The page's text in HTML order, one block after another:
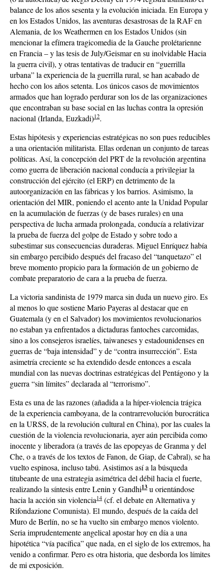
balance de los años sesenta y la evolución iniciada. En Europa y
en los Estados Unidos, las aventuras desastrosas de la RAF en
Alemania, de los Weathermen en los Estados Unidos (sin
mencionar la efímera tragicomedia de la Gauche prolétarienne
en Francia – y las tesis de July/Geismar en su inolvidable Hacia
la guerra civil), y otras tentativas de traducir en “guerrilla
urbana” la experiencia de la guerrilla rural, se han acabado de
hecho con los años setenta. Los únicos casos de movimientos
armados que han logrado perdurar son los de las organizaciones
que encontraban su base social en las luchas contra la opresión
nacional (Irlanda, Euzkadi)12.
Estas hipótesis y experiencias estratégicas no son pues reducibles
a una orientación militarista. Ellas ordenan un conjunto de tareas
políticas. Así, la concepción del PRT de la revolución argentina
como guerra de liberación nacional conducía a privilegiar la
construcción del ejército (el ERP) en detrimento de la
autoorganización en las fábricas y los barrios. Asimismo, la
orientación del MIR, poniendo el acento ante la Unidad Popular
en la acumulación de fuerzas (y de bases rurales) en una
perspectiva de lucha armada prolongada, conducía a relativizar
la prueba de fuerza del golpe de Estado y sobre todo a
subestimar sus consecuencias duraderas. Miguel Enríquez había
sin embargo percibido después del fracaso del “tanquetazo” el
breve momento propicio para la formación de un gobierno de
combate preparatorio de cara a la prueba de fuerza.
La victoria sandinista de 1979 marca sin duda un nuevo giro. Es
al menos lo que sostiene Mario Payeras al destacar que en
Guatemala (y en el Salvador) los movimientos revolucionarios
no estaban ya enfrentados a dictaduras fantoches carcomidas,
sino a los consejeros israelíes, taiwaneses y estadounidenses en
guerras de “baja intensidad” y de “contra insurrección”. Esta
asimetría creciente se ha extendido desde entonces a escala
mundial con las nuevas doctrinas estratégicas del Pentágono y la
guerra “sin límites” declarada al “terrorismo”.
Esta es una de las razones (añadida a la híper-violencia trágica
de la experiencia camboyana, de la contrarrevolución burocrática
en la URSS, de la revolución cultural en China), por las cuales la
cuestión de la violencia revolucionaria, ayer aún percibida como
inocente y liberadora (a través de las epopeyas de Granma y del
Che, o a través de los textos de Fanon, de Giap, de Cabral), se ha
vuelto espinosa, incluso tabú. Asistimos así a la búsqueda
titubeante de una estrategia asimétrica del débil hacia el fuerte,
realizando la síntesis entre Lenin y Gandhi13 u orientándose
hacia la acción sin violencia14 (cf. el debate en Alternativa y
Rifondazione Comunista). El mundo, después de la caída del
Muro de Berlín, no se ha vuelto sin embargo menos violento.
Seria imprudentemente angelical apostar hoy en día a una
hipotética “vía pacífica” que nada, en el siglo de los extremos, ha
venido a confirmar. Pero es otra historia, que desborda los límites
de mi exposición.